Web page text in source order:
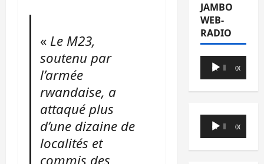
« Le M23,
soutenu par
l’armée
rwandaise, a
attaqué plus
d’une dizaine de
localités et
commis des
JAMBO
WEB-
RADIO
Lecteur
audio
00:00 00:00
Lecteur
audio
00:00 00:00